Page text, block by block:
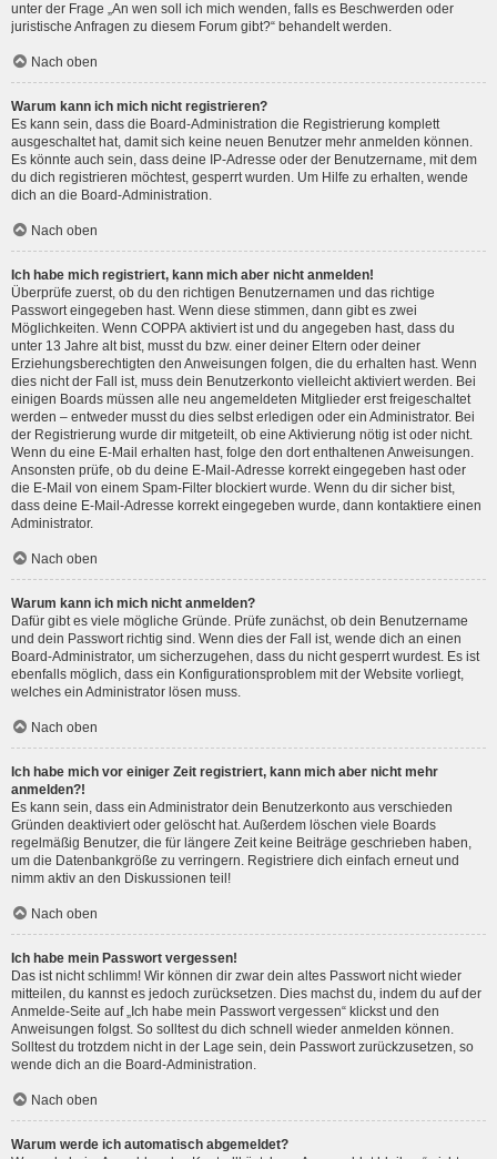
unter der Frage „An wen soll ich mich wenden, falls es Beschwerden oder
juristische Anfragen zu diesem Forum gibt?“ behandelt werden.
Nach oben
Warum kann ich mich nicht registrieren?
Es kann sein, dass die Board-Administration die Registrierung komplett
ausgeschaltet hat, damit sich keine neuen Benutzer mehr anmelden können.
Es könnte auch sein, dass deine IP-Adresse oder der Benutzername, mit dem
du dich registrieren möchtest, gesperrt wurden. Um Hilfe zu erhalten, wende
dich an die Board-Administration.
Nach oben
Ich habe mich registriert, kann mich aber nicht anmelden!
Überprüfe zuerst, ob du den richtigen Benutzernamen und das richtige
Passwort eingegeben hast. Wenn diese stimmen, dann gibt es zwei
Möglichkeiten. Wenn COPPA aktiviert ist und du angegeben hast, dass du
unter 13 Jahre alt bist, musst du bzw. einer deiner Eltern oder deiner
Erziehungsberechtigten den Anweisungen folgen, die du erhalten hast. Wenn
dies nicht der Fall ist, muss dein Benutzerkonto vielleicht aktiviert werden. Bei
einigen Boards müssen alle neu angemeldeten Mitglieder erst freigeschaltet
werden – entweder musst du dies selbst erledigen oder ein Administrator. Bei
der Registrierung wurde dir mitgeteilt, ob eine Aktivierung nötig ist oder nicht.
Wenn du eine E-Mail erhalten hast, folge den dort enthaltenen Anweisungen.
Ansonsten prüfe, ob du deine E-Mail-Adresse korrekt eingegeben hast oder
die E-Mail von einem Spam-Filter blockiert wurde. Wenn du dir sicher bist,
dass deine E-Mail-Adresse korrekt eingegeben wurde, dann kontaktiere einen
Administrator.
Nach oben
Warum kann ich mich nicht anmelden?
Dafür gibt es viele mögliche Gründe. Prüfe zunächst, ob dein Benutzername
und dein Passwort richtig sind. Wenn dies der Fall ist, wende dich an einen
Board-Administrator, um sicherzugehen, dass du nicht gesperrt wurdest. Es ist
ebenfalls möglich, dass ein Konfigurationsproblem mit der Website vorliegt,
welches ein Administrator lösen muss.
Nach oben
Ich habe mich vor einiger Zeit registriert, kann mich aber nicht mehr
anmelden?!
Es kann sein, dass ein Administrator dein Benutzerkonto aus verschieden
Gründen deaktiviert oder gelöscht hat. Außerdem löschen viele Boards
regelmäßig Benutzer, die für längere Zeit keine Beiträge geschrieben haben,
um die Datenbankgröße zu verringern. Registriere dich einfach erneut und
nimm aktiv an den Diskussionen teil!
Nach oben
Ich habe mein Passwort vergessen!
Das ist nicht schlimm! Wir können dir zwar dein altes Passwort nicht wieder
mitteilen, du kannst es jedoch zurücksetzen. Dies machst du, indem du auf der
Anmelde-Seite auf „Ich habe mein Passwort vergessen“ klickst und den
Anweisungen folgst. So solltest du dich schnell wieder anmelden können.
Solltest du trotzdem nicht in der Lage sein, dein Passwort zurückzusetzen, so
wende dich an die Board-Administration.
Nach oben
Warum werde ich automatisch abgemeldet?